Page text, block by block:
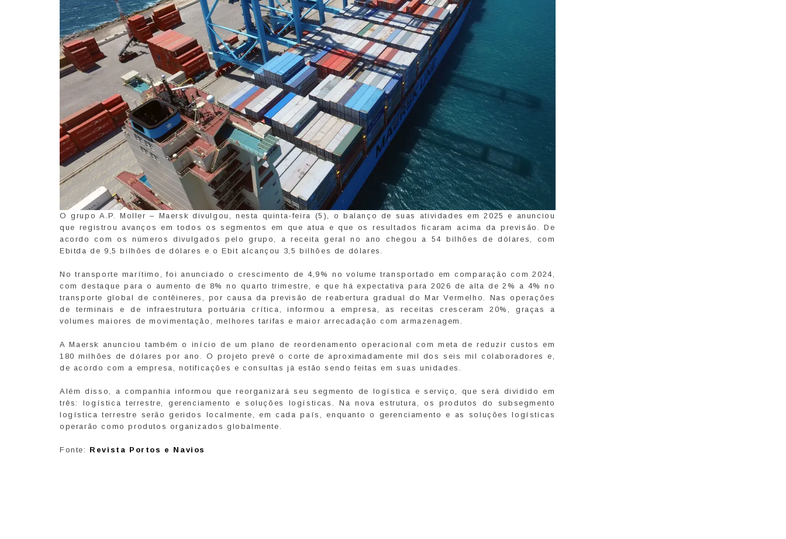
O grupo A.P. Moller – Maersk divulgou, nesta quinta-feira (5), o balanço de suas atividades em 2025 e anunciou
que registrou avanços em todos os segmentos em que atua e que os resultados ficaram acima da previsão. De
acordo com os números divulgados pelo grupo, a receita geral no ano chegou a 54 bilhões de dólares, com
Ebitda de 9,5 bilhões de dólares e o Ebit alcançou 3,5 bilhões de dólares.
No transporte marítimo, foi anunciado o crescimento de 4,9% no volume transportado em comparação com 2024,
com destaque para o aumento de 8% no quarto trimestre, e que há expectativa para 2026 de alta de 2% a 4% no
transporte global de contêineres, por causa da previsão de reabertura gradual do Mar Vermelho. Nas operações
de terminais e de infraestrutura portuária crítica, informou a empresa, as receitas cresceram 20%, graças a
volumes maiores de movimentação, melhores tarifas e maior arrecadação com armazenagem.
A Maersk anunciou também o início de um plano de reordenamento operacional com meta de reduzir custos em
180 milhões de dólares por ano. O projeto prevê o corte de aproximadamente mil dos seis mil colaboradores e,
de acordo com a empresa, notificações e consultas já estão sendo feitas em suas unidades.
Além disso, a companhia informou que reorganizará seu segmento de logística e serviço, que será dividido em
três: logística terrestre, gerenciamento e soluções logísticas. Na nova estrutura, os produtos do subsegmento
logística terrestre serão geridos localmente, em cada país, enquanto o gerenciamento e as soluções logísticas
operarão como produtos organizados globalmente.
Fonte: Revista Portos e Navios